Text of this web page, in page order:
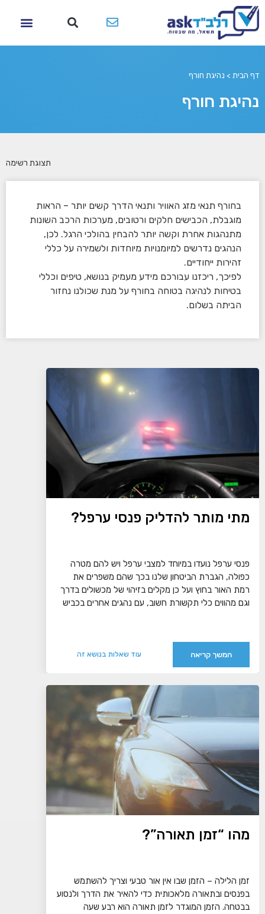
דף הבית > נהיגת חורף
נהיגת חורף
תצוגת רשימה
בחורף תנאי מזג האוויר ותנאי הדרך קשים יותר – הראות
מוגבלת, הכבישים חלקים ורטובים, מערכות הרכב השונות
מתנהגות אחרת וקשה יותר להבחין בהולכי הרגל. לכן,
הנהגים נדרשים למיומנויות מיוחדות ולשמירה על כללי
זהירות ייחודיים.
לפיכך, ריכזנו עבורכם מידע מעמיק בנושא, טיפים וכללי
בטיחות לנהיגה בטוחה בחורף על מנת שכולנו נחזור
הביתה בשלום.
מתי מותר להדליק פנסי ערפל?
פנסי ערפל נועדו במיוחד למצבי ערפל ויש להם מטרה
כפולה, הגברת הביטחון שלנו בכך שהם משפרים את
רמת האור בחוץ ועל כן מקלים בזיהוי של מכשולים בדרך
וגם מהווים כלי תקשורת חשוב, עם נהגים אחרים בכביש
המשך קריאה עוד שאלות בנושא זה
מהו “זמן תאורה”?
זמן הלילה – הזמן שבו אין אור טבעי וצריך להשתמש
בפנסים ובתאורה מלאכותית כדי להאיר את הדרך ולנסוע
בבטחה. הזמן המוגדר לזמן תאורה הוא רבע שעה